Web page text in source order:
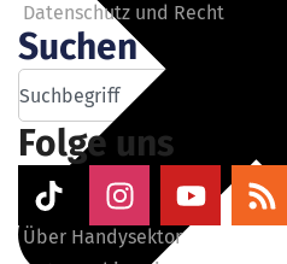
Datenschutz und Recht
Suchen
Folge uns
Über Handysektor